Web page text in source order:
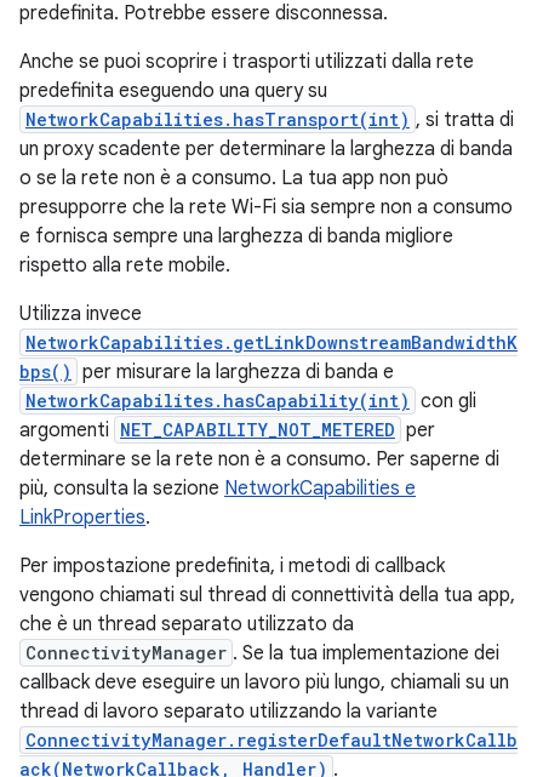
predefinita. Potrebbe essere disconnessa.
Anche se puoi scoprire i trasporti utilizzati dalla rete
predefinita eseguendo una query su
NetworkCapabilities.hasTransport(int) , si tratta di
un proxy scadente per determinare la larghezza di banda
o se la rete non è a consumo. La tua app non può
presupporre che la rete Wi-Fi sia sempre non a consumo
e fornisca sempre una larghezza di banda migliore
rispetto alla rete mobile.
Utilizza invece
NetworkCapabilities.getLinkDownstreamBandwidthK
bps() per misurare la larghezza di banda e
NetworkCapabilites.hasCapability(int) con gli
argomenti NET_CAPABILITY_NOT_METERED per
determinare se la rete non è a consumo. Per saperne di
più, consulta la sezione NetworkCapabilities e
LinkProperties.
Per impostazione predefinita, i metodi di callback
vengono chiamati sul thread di connettività della tua app,
che è un thread separato utilizzato da
ConnectivityManager . Se la tua implementazione dei
callback deve eseguire un lavoro più lungo, chiamali su un
thread di lavoro separato utilizzando la variante
ConnectivityManager.registerDefaultNetworkCallb
ack(NetworkCallback, Handler) .